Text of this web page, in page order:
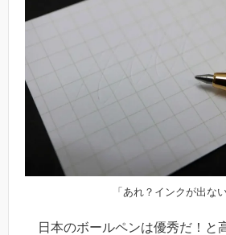
「あれ？インクが出ない
日本のボールペンは優秀だ！と